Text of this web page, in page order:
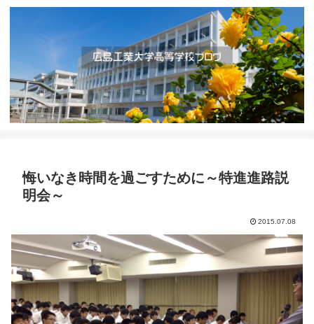
悔いなき時間を過ごすために～特進進路説
明会～
2015.07.08